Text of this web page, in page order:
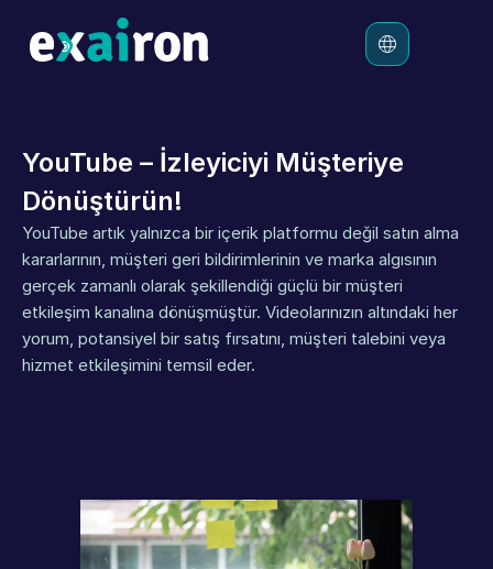
Platform
Ücretlendirme
Kaynaklar
YouTube – İzleyiciyi Müşteriye
Dönüştürün!
YouTube artık yalnızca bir içerik platformu değil satın alma
kararlarının, müşteri geri bildirimlerinin ve marka algısının
gerçek zamanlı olarak şekillendiği güçlü bir müşteri
etkileşim kanalına dönüşmüştür. Videolarınızın altındaki her
yorum, potansiyel bir satış fırsatını, müşteri talebini veya
hizmet etkileşimini temsil eder.